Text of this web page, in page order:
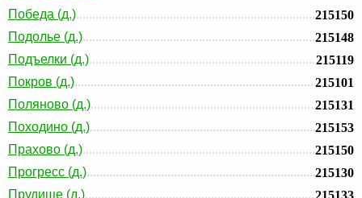
Победа (д.)
215150
Подолье (д.)
215148
Подъелки (д.)
215119
Покров (д.)
215101
Поляново (д.)
215131
Походино (д.)
215153
Прахово (д.)
215150
Прогресс (д.)
215130
Прудище (д.)
215133